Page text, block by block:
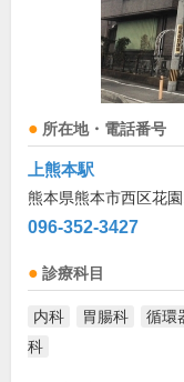
所在地・電話番号
上熊本駅
熊本県熊本市西区花
096-352-3427
診療科目
内科 胃腸科 循環
科